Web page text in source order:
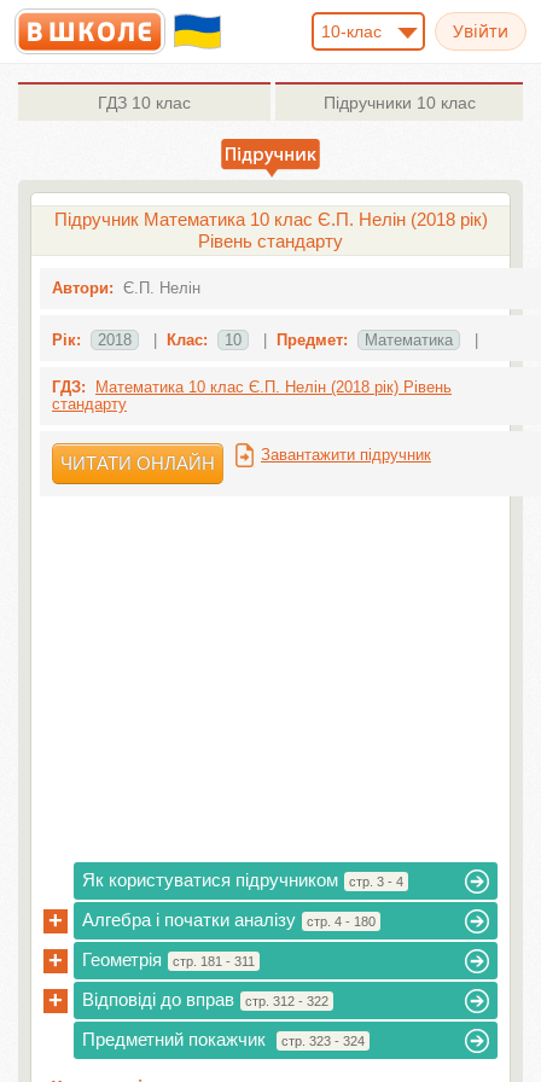
10-клас
ГДЗ 10 клас Підручники 10 клас
Підручник Математика 10 клас Є.П. Нелін (2018 рік)
Рівень стандарту
Автори: Є.П. Нелін
Рік: 2018 Клас: 10 Предмет: Математика
ГДЗ:
Математика 10 клас Є.П. Нелін (2018 рік) Рівень
стандарту
ЧИТАТИ ОНЛАЙН Завантажити підручник
Як користуватися підручником стр. 3 - 4
+ Алгебра і початки аналізу стр. 4 - 180
+ Геометрія стр. 181 - 311
+ Відповіді до вправ стр. 312 - 322
Предметний покажчик стр. 323 - 324